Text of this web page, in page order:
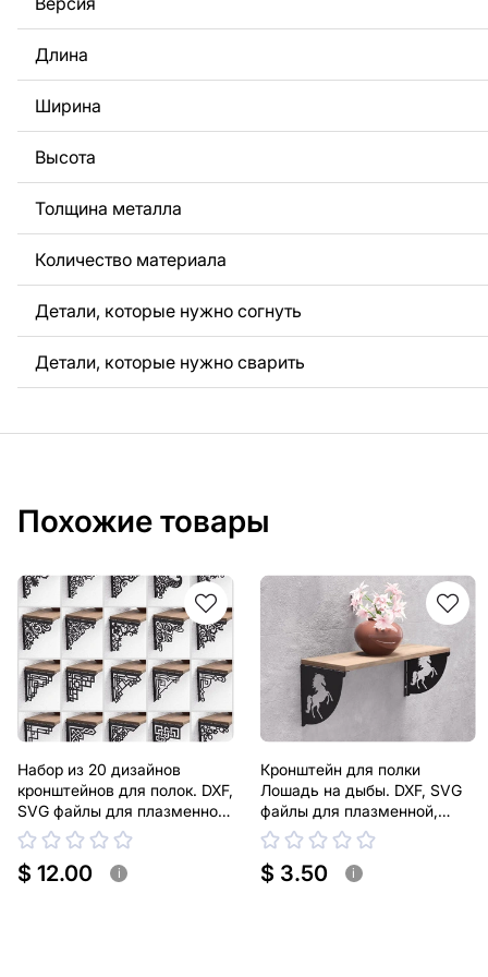
За дополнительную плату мы можем добавить любой
логотип вашей компании или внести другие изменения
Если вам нужно, чтобы мы выполнили
металла для вас, пожалуйста, свяжитесь с нами.
Если у вас остались вопросы или вам нужна помощь,
любое время, мы всегда готовы помочь.
Длина
Ширина
Высота
Толщина металла
Количество материала
Детали, которые нужно согнуть
Детали, которые нужно сварить
Похожие товары
Набор из 20 дизайнов
кронштейнов для полок. DXF,
SVG файлы для плазменной,
лазерной резки. Держатель
для полки
$ 12.00 i
Кронштейн для полки
Лошадь на дыбы. DXF, SVG
файлы для плазменной,
лазерной резки. Держатель
для полки
$ 3.50 i